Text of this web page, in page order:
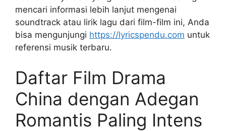
mencari informasi lebih lanjut mengenai
soundtrack atau lirik lagu dari film-film ini, Anda
bisa mengunjungi https://lyricspendu.com untuk
referensi musik terbaru.
Daftar Film Drama
China dengan Adegan
Romantis Paling Intens